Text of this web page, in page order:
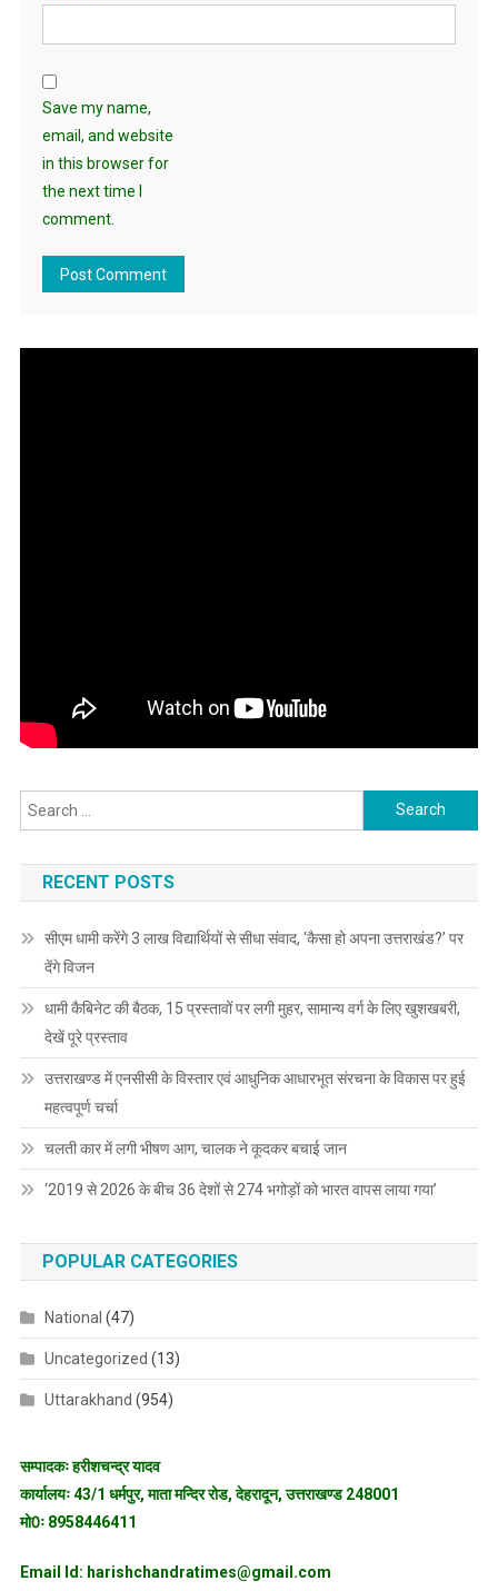
Save my name,
email, and website
in this browser for
the next time I
comment.
Search
for:
RECENT POSTS
सीएम धामी करेंगे 3 लाख विद्यार्थियों से सीधा संवाद, ‘कैसा हो अपना उत्तराखंड?’ पर
देंगे विजन
धामी कैबिनेट की बैठक, 15 प्रस्तावों पर लगी मुहर, सामान्य वर्ग के लिए खुशखबरी,
देखें पूरे प्रस्ताव
उत्तराखण्ड में एनसीसी के विस्तार एवं आधुनिक आधारभूत संरचना के विकास पर हुई
महत्वपूर्ण चर्चा
चलती कार में लगी भीषण आग, चालक ने कूदकर बचाई जान
‘2019 से 2026 के बीच 36 देशों से 274 भगोड़ों को भारत वापस लाया गया’
POPULAR CATEGORIES
National (47)
Uncategorized (13)
Uttarakhand (954)
सम्पादकः हरीशचन्द्र यादव
कार्यालयः 43/1 धर्मपुर, माता मन्दिर रोड, देहरादून, उत्तराखण्ड 248001
मो0ः 8958446411
Email Id: harishchandratimes@gmail.com